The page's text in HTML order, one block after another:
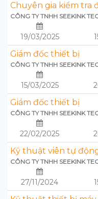
Chuyên gia kiểm tra
CÔNG TY TNHH SEEKINK
19/03/2025
Giám đốc thiết bị
CÔNG TY TNHH SEEKINK
15/03/2025
Giám đốc thiết bị
CÔNG TY TNHH SEEKINK
22/02/2025
Kỹ thuật viên tự
CÔNG TY TNHH SEEKINK
27/11/2024